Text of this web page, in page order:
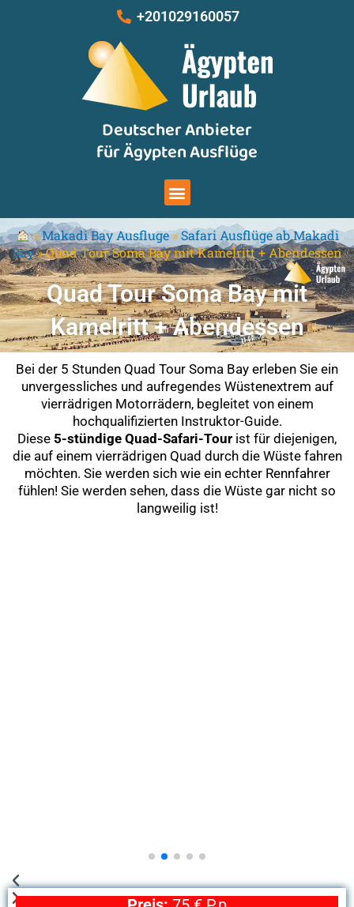
+201029160057
Deutscher Anbieter
für Ägypten Ausflüge
Menu
»Makadi Bay Ausfluge»Safari Ausflüge ab Makadi
Bay»Quad Tour Soma Bay mit Kamelritt + Abendessen
Quad Tour Soma Bay mit
Kamelritt + Abendessen
Bei der 5 Stunden Quad Tour Soma Bay erleben Sie ein
unvergessliches und aufregendes Wüstenextrem auf
vierrädrigen Motorrädern, begleitet von einem
hochqualifizierten Instruktor-Guide.
Diese 5-stündige Quad-Safari-Tour ist für diejenigen,
die auf einem vierrädrigen Quad durch die Wüste fahren
möchten. Sie werden sich wie ein echter Rennfahrer
fühlen! Sie werden sehen, dass die Wüste gar nicht so
langweilig ist!